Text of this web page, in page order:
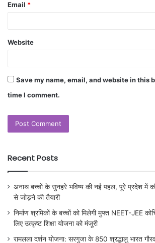
Email *
Website
Save my name, email, and website in this
time I comment.
Recent Posts
अनाथ बच्चों के सुनहरे भविष्य की नई पहल, पूरे प्रदेश में
से जोड़ने की तैयारी
निर्माण श्रमिकों के बच्चों को मिलेगी मुफ्त NEET-JEE
लिए उत्कृष्ट शिक्षा योजना को मंजूरी
रामलला दर्शन योजना: सरगुजा के 850 श्रद्धालु भारत